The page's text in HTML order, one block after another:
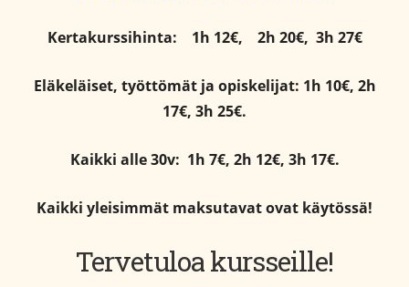
Kertakurssihinta: 1h 12€, 2h 20€, 3h 27€
Eläkeläiset, työttömät ja opiskelijat: 1h 10€, 2h
17€, 3h 25€.
Kaikki alle 30v: 1h 7€, 2h 12€, 3h 17€.
Kaikki yleisimmät maksutavat ovat käytössä!
Tervetuloa kursseille!